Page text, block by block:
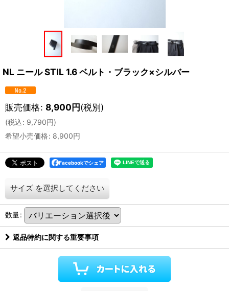
NL ニール STIL 1.6 ベルト・ブラック×シルバー
販売価格: 8,900円(税別)
(税込: 9,790円)
希望小売価格: 8,900円
Facebookでシェア
サイズ を選択してください
数量:
返品特約に関する重要事項